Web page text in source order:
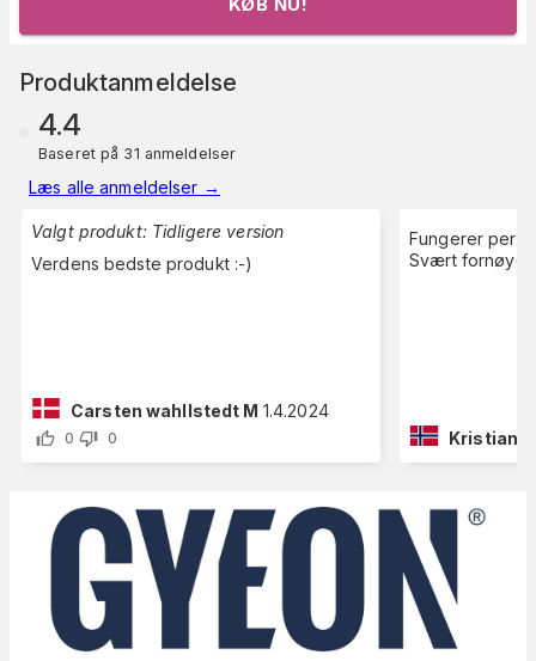
Produktanmeldelse
4.4
Baseret på 31 anmeldelser
Læs alle anmeldelser →
Valgt produkt: Tidligere version
Verdens bedste produkt :-)
Carsten wahllstedt M 1.4.2024
0 0
Fungerer
Svært fornøyd
Kristian P